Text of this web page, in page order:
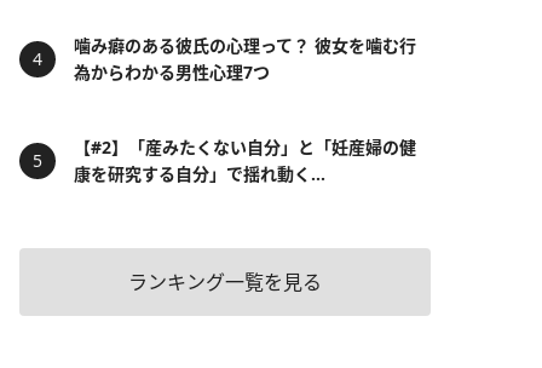
噛み癖のある彼氏の心理って？ 彼女を噛む行
為からわかる男性心理7つ
【#2】「産みたくない自分」と「妊産婦の健
康を研究する自分」で揺れ動く...
ランキング一覧を見る